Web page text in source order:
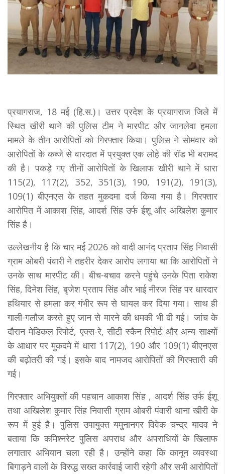
प्रयागराज, 18 मई (हि.स.)। उत्तर प्रदेश के प्रयागराज जिले में
स्थित खीरी थाने की पुलिस टीम ने मारपीट और जानलेवा हमला
मामले के तीन आरोपितों को गिरफ्तार किया। पुलिस ने सोमवार को
आरोपितों के कब्जे से वारदात में प्रयुक्त एक लोहे की रॉड भी बरामद
की है। पकड़े गए तीनों आरोपितों के खिलाफ खीरी थाने में धारा
115(2), 117(2), 352, 351(3), 190, 191(2), 191(3),
109(1) बीएनएस के तहत मुकदमा दर्ज किया गया है। गिरफ्तार
आरोपित में आकाश सिंह, आदर्श सिंह उर्फ ईशू और अखिलेश कुमार
सिंह है।
उल्लेखनीय है कि चार मई 2026 को वादी आनंद प्रताप सिंह निवासी
ग्राम ओबरी पंवारी ने तहरीर देकर आरोप लगाया था कि आरोपितों ने
उनके साथ मारपीट की। बीच-बचाव करने पहुंचे उनके पिता राकेश
सिंह, दिनेश सिंह, बृजेश प्रताप सिंह और भाई नीरज सिंह पर धारदार
हथियार से हमला कर गंभीर रूप से घायल कर दिया गया। साथ ही
गाली-गलौज करते हुए जान से मारने की धमकी भी दी गई। जांच के
दौरान मेडिकल रिपोर्ट, एक्स-रे, सीटी स्कैन रिपोर्ट और अन्य साक्ष्यों
के आधार पर मुकदमे में धारा 117(2), 190 और 109(1) बीएनएस
की बढ़ोतरी की गई। इसके बाद नामजद आरोपितों की गिरफ्तारी की
गई।
गिरफ्तार अभियुक्तों की पहचान आकाश सिंह , आदर्श सिंह उर्फ ईशू
तथा अखिलेश कुमार सिंह निवासी ग्राम ओबरी पंवारी थाना खीरी के
रूप में हुई है। पुलिस उपायुक्त यमुनानगर विवेक चन्द्र यादव ने
बताया कि कमिश्नरेट पुलिस अपराध और अपराधियों के खिलाफ
लगातार अभियान चला रही है। उन्होंने कहा कि कानून व्यवस्था
बिगाड़ने वालों के विरुद्ध सख्त कार्रवाई जारी रहेगी और सभी आरोपितों